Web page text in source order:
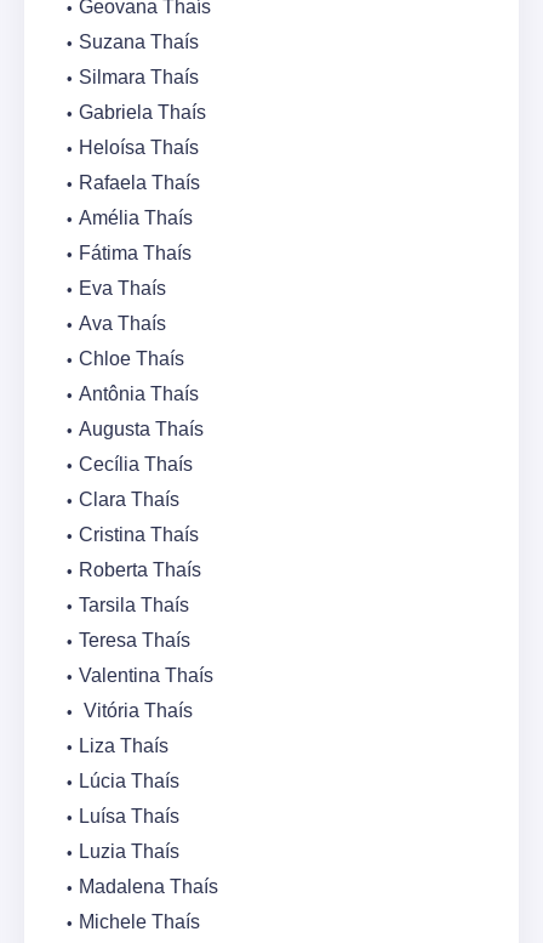
Geovana Thaís
Suzana Thaís
Silmara Thaís
Gabriela Thaís
Heloísa Thaís
Rafaela Thaís
Amélia Thaís
Fátima Thaís
Eva Thaís
Ava Thaís
Chloe Thaís
Antônia Thaís
Augusta Thaís
Cecília Thaís
Clara Thaís
Cristina Thaís
Roberta Thaís
Tarsila Thaís
Teresa Thaís
Valentina Thaís
Vitória Thaís
Liza Thaís
Lúcia Thaís
Luísa Thaís
Luzia Thaís
Madalena Thaís
Michele Thaís